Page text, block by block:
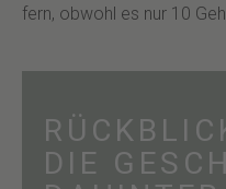
fern, obwohl es nur 10
DIE